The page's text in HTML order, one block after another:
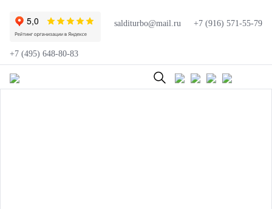
salditurbo@mail.ru +7 (916) 571-55-79
+7 (495) 648-80-83